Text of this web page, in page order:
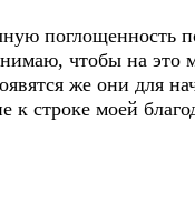
поглощенность
чтобы на
же они для
к строке моей